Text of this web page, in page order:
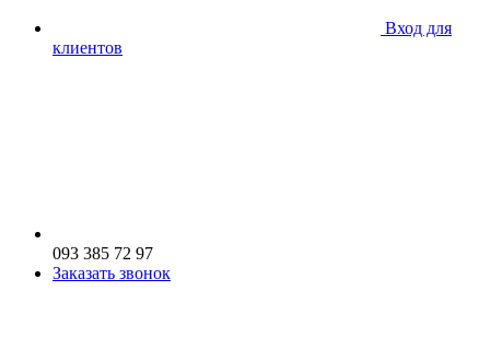
Вход для
клиентов
093 385 72 97
Заказать звонок